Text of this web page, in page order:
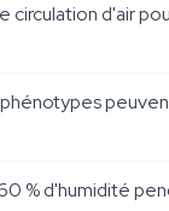
circulation d'air
% d'humidité